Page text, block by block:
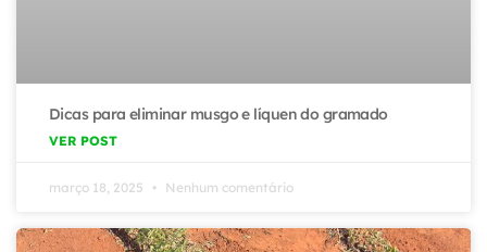
Dicas para eliminar musgo e líquen do gramado
VER POST
março 18, 2025 Nenhum comentário